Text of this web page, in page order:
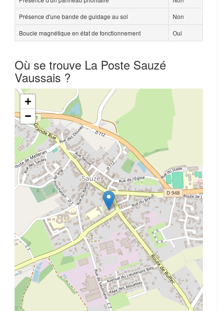
Présence d'une bande de guidage au sol
Non
Boucle magnétique en état de fonctionnement
Oui
Où se trouve La Poste Sauzé
Vaussais ?
+
−